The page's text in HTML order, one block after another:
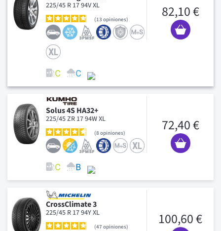
225/45 R 17 94V XL
13 opiniones 82,10 €
Solus 4S HA32+
225/45 ZR 17 94W XL
8 opiniones 72,40 €
CrossClimate 3
225/45 R 17 94Y XL
47 opiniones 100,60 €